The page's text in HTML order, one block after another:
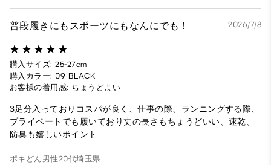
普段履きにもスポーツにもなんにでも！ 2026/7/8
購入サイズ: 25-27cm
購入カラー: 09 BLACK
お客様の着用感: ちょうどよい
3足分入っておりコスパが良く、仕事の際、ランニングする際、
プライベートでも履いており丈の長さもちょうどいい、速乾、
防臭も嬉しいポイント
ポキどん 男性20代埼玉県